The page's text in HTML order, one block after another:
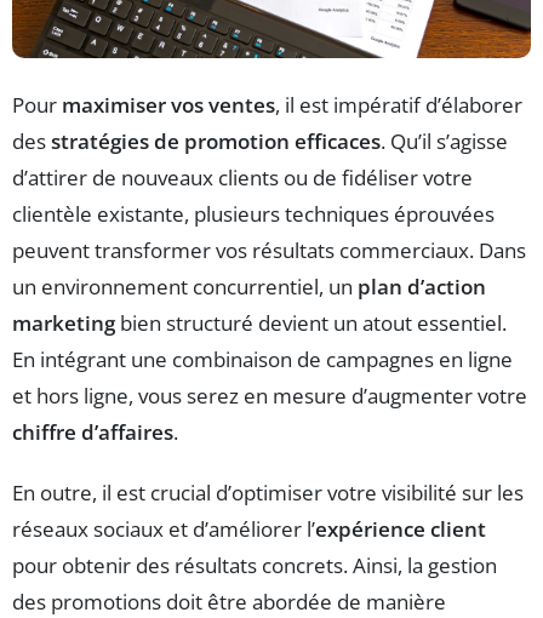
Pour maximiser vos ventes, il est impératif d’élaborer
desstratégies de promotion efficaces. Qu’il s’agisse
d’attirer de nouveaux clients ou de fidéliser votre
clientèle existante, plusieurs techniques éprouvées
peuvent transformer vos résultats commerciaux. Dans
un environnement concurrentiel, un plan d’action
marketingbien structuré devient un atout essentiel.
En intégrant une combinaison de campagnes en ligne
et hors ligne, vous serez en mesure d’augmenter votre
chiffre d’affaires.
En outre, il est crucial d’optimiser votre visibilité sur les
réseaux sociaux et d’améliorer l’expérience client
pour obtenir des résultats concrets. Ainsi, la gestion
des promotions doit être abordée de manière